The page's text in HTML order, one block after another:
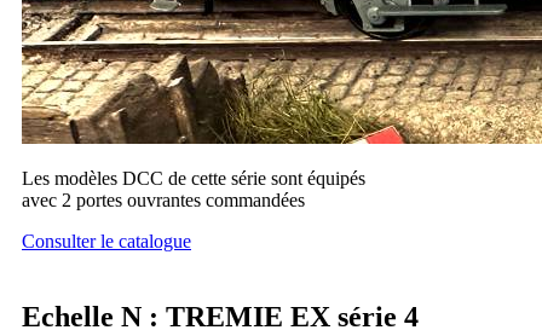
Les modèles DCC de cette série sont équipés
avec 2 portes ouvrantes commandées
Consulter le catalogue
Echelle N : TREMIE EX série 4